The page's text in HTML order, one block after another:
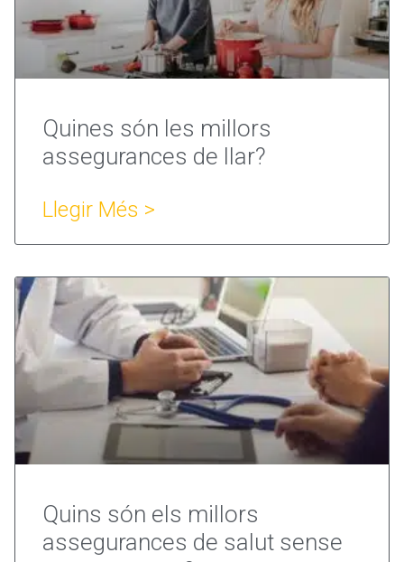
Quines són les millors
assegurances de llar?
Llegir Més >
Quins són els millors
assegurances de salut sense